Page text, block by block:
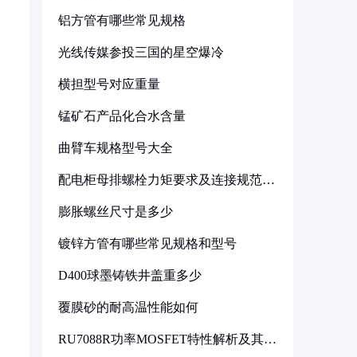
铝方管有哪些常见规格
光线传媒参投三国的星空爆冷
横担型号对应重量
锰矿石产品化合水含量
曲臂车规格型号大全
配电柜母排螺栓力矩要求及连接规范详
膨胀螺丝尺寸是多少
镀锌方管有哪些常见规格和型号
D400球墨铸铁井盖重多少
覆膜砂的耐高温性能如何
RU7088R功率MOSFET特性解析及其在